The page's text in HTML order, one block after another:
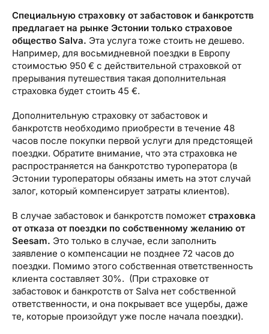
Специальную страховку от забастовок и банкротств
предлагает на рынке Эстонии только страховое
общество Salva. Эта услуга тоже стоить не дешево.
Например, для восьмидневной поездки в Европу
стоимостью 950 € с действительной страховкой от
прерывания путешествия такая дополнительная
страховка будет стоить 45 €.
Дополнительную страховку от забастовок и
банкротств необходимо приобрести в течение 48
часов после покупки первой услуги для предстоящей
поездки. Обратите внимание, что эта страховка не
распространяется на банкротство туроператора (в
Эстонии туроператоры обязаны иметь на этот случай
залог, который компенсирует затраты клиентов).
В случае забастовок и банкротств поможет страховка
от отказа от поездки по собственному желанию от
Seesam. Это только в случае, если заполнить
заявление о компенсации не позднее 72 часов до
поездки. Помимо этого собственная ответственность
клиента составляет 30%. (При страховке от
забастовок и банкротств от Salva нет собственной
ответственности, и она покрывает все ущербы, даже
те, которые произойдут уже после начала поездки).